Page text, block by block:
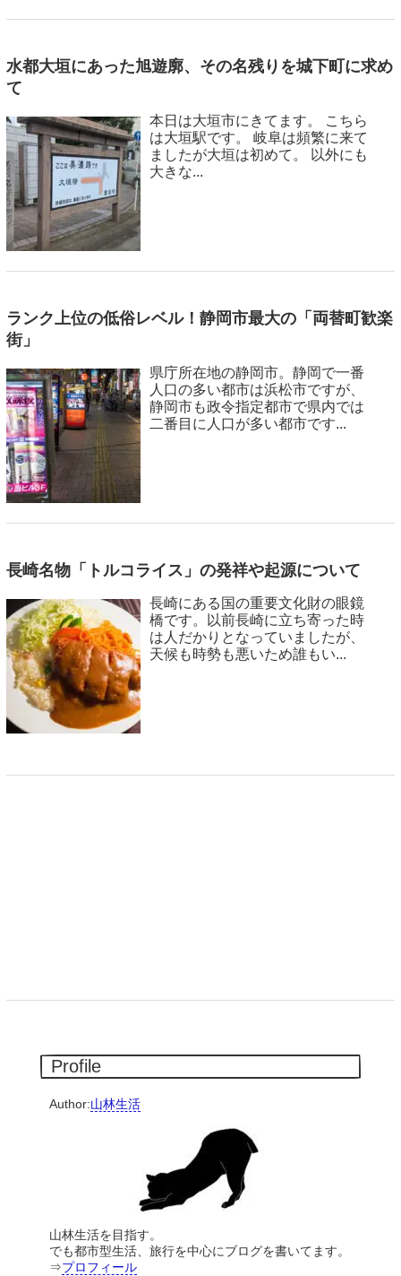
水都大垣にあった旭遊廓、その名残りを城下町に求め
て
本日は大垣市にきてます。 こちら
は大垣駅です。 岐阜は頻繁に来て
ましたが大垣は初めて。 以外にも
大きな...
ランク上位の低俗レベル！静岡市最大の「両替町歓楽
街」
県庁所在地の静岡市。静岡で一番
人口の多い都市は浜松市ですが、
静岡市も政令指定都市で県内では
二番目に人口が多い都市です...
長崎名物「トルコライス」の発祥や起源について
長崎にある国の重要文化財の眼鏡
橋です。以前長崎に立ち寄った時
は人だかりとなっていましたが、
天候も時勢も悪いため誰もい...
Profile
Author:山林生活
山林生活を目指す。
でも都市型生活、旅行を中心にブログを書いてます。
⇒プロフィール